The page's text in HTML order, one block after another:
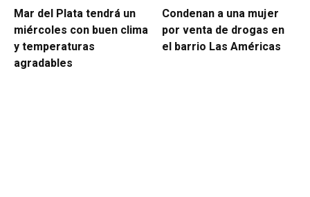
Mar del Plata tendrá un
miércoles con buen clima
y temperaturas
agradables
Condenan a una mujer
por venta de drogas en
el barrio Las Américas